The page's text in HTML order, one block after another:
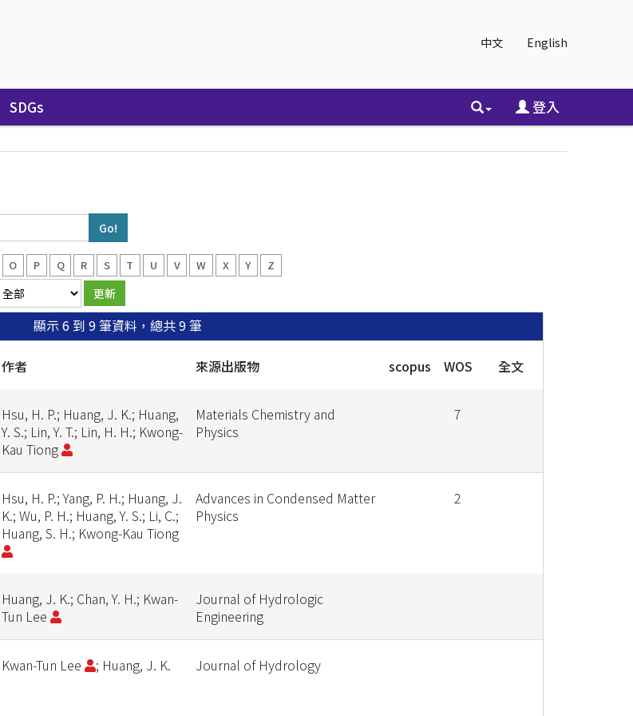
中文 English
SDGs 登入
O P Q R S T U V W X Y Z
顯示 6 到 9 筆資料，總共 9 筆
作者 來源出版物 scopus WOS 全文
Hsu, H. P.; Huang, J. K.; Huang,
Y. S.; Lin, Y. T.; Lin, H. H.; Kwong-
Kau Tiong
Materials Chemistry and
Physics
7
Hsu, H. P.; Yang, P. H.; Huang, J.
K.; Wu, P. H.; Huang, Y. S.; Li, C.;
Huang, S. H.; Kwong-Kau Tiong
Advances in Condensed Matter
Physics
2
Huang, J. K.; Chan, Y. H.; Kwan-
Tun Lee
Journal of Hydrologic
Engineering
Kwan-Tun Lee ; Huang, J. K. Journal of Hydrology